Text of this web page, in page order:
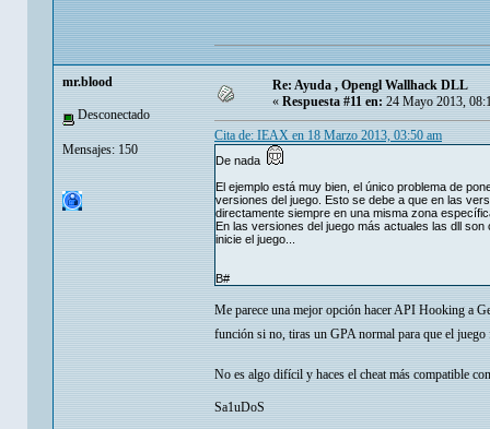
mr.blood
Desconectado
Mensajes: 150
Re: Ayuda , Opengl Wallhack DLL
« Respuesta #11 en: 24 Mayo 2013,
Cita de: IEAX en 18 Marzo 2013, 03:50 am
De nada
El ejemplo está muy bien, el único problema de
versiones del juego. Esto se debe a que en las
directamente siempre en una misma zona
En las versiones del juego más actuales las dll
inicie el juego...
B#
Me parece una mejor opción hacer API Hooking a
función si no, tiras un GPA normal para que el
No es algo difícil y haces el cheat más compatible
Sa1uDoS